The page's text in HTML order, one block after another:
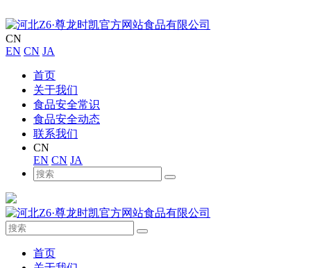
CN
EN CN JA
首页
关于我们
食品安全常识
食品安全动态
联系我们
CN
EN CN JA
首页